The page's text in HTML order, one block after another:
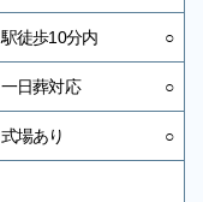
駅徒歩10分内 ○
一日葬対応 ○
式場あり ○